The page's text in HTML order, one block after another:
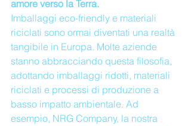
amore verso la Terra.
Imballaggi eco-friendly e materiali
riciclati sono ormai diventati una realtà
tangibile in Europa. Molte aziende
stanno abbracciando questa filosofia,
adottando imballaggi ridotti, materiali
riciclati e processi di produzione a
basso impatto ambientale. Ad
esempio, NRG Company, la nostra